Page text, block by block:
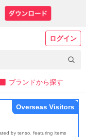
ログイン
ブランドから探す
by tenso, featuring items
Overseas Visitors